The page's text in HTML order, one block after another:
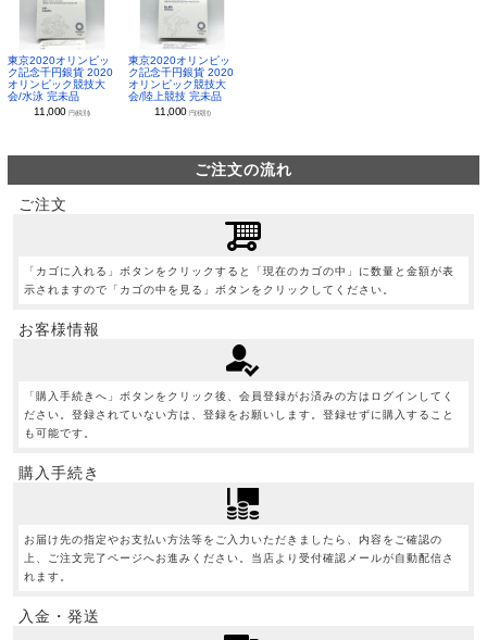
東京2020オリンピッ
ク記念千円銀貨 2020
オリンピック競技大
会/水泳 完未品
11,000円(税別)
東京2020オリンピッ
ク記念千円銀貨 2020
オリンピック競技大
会/陸上競技 完未品
11,000 円(税別)
ご注文の流れ
ご注文
「カゴに入れる」ボタンをクリックすると「現在のカゴの中」に数量と金額が表
示されますので「カゴの中を見る」ボタンをクリックしてください。
お客様情報
「購入手続きへ」ボタンをクリック後、会員登録がお済みの方はログインしてく
ださい。登録されていない方は、登録をお願いします。登録せずに購入すること
も可能です。
購入手続き
お届け先の指定やお支払い方法等をご入力いただきましたら、内容をご確認の
上、ご注文完了ページへお進みください。当店より受付確認メールが自動配信さ
れます。
入金・発送